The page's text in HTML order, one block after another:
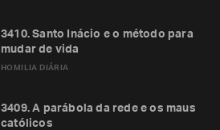
HOMILIA DIÁRIA
3410. Santo Inácio e o método para
mudar de vida
3409. A parábola da rede e os maus
católicos